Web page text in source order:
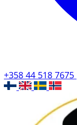
+358 44 518 7675